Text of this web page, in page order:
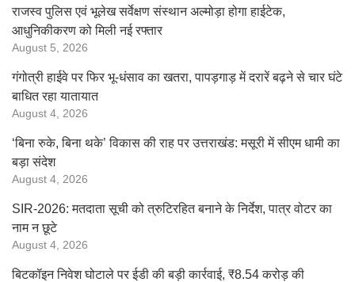
राजस्व पुलिस एवं भूलेख सर्वेक्षण संस्थान अल्मोड़ा होगा हाईटेक,
आधुनिकीकरण को मिली नई रफ्तार
August 5, 2026
गंगोत्री हाईवे पर फिर भू-धंसाव का खतरा, पापड़गाड़ में दरारें बढ़ने से चार घंटे
बाधित रहा यातायात
August 4, 2026
‘बिना रुके, बिना थके’ विकास की राह पर उत्तराखंड: मसूरी में सीएम धामी का
बड़ा संदेश
August 4, 2026
SIR-2026: मतदाता सूची को त्रुटिरहित बनाने के निर्देश, पात्र वोटर का
नाम न छूटे
August 4, 2026
बिटकॉइन निवेश घोटाले पर ईडी की बड़ी कार्रवाई, ₹8.54 करोड़ की